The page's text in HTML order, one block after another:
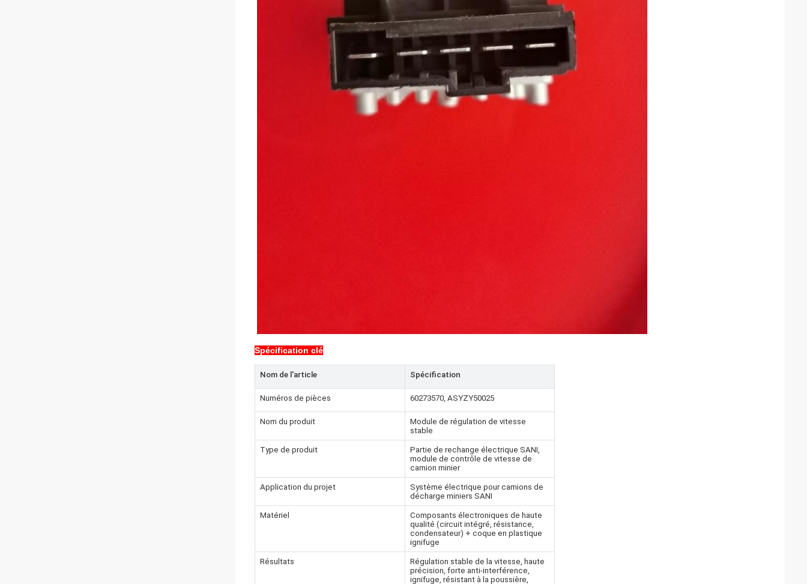
Spécification clé
Nom de l'article Spécification
Numéros de pièces 60273570, ASYZY50025
Nom du produit
Module de régulation de vitesse
stable
Type de produit
Partie de rechange électrique SANI,
module de contrôle de vitesse de
camion minier
Application du projet
Système électrique pour camions de
décharge miniers SANI
Matériel
Composants électroniques de haute
qualité (circuit intégré, résistance,
condensateur) + coque en plastique
ignifuge
Résultats
Régulation stable de la vitesse, haute
précision, forte anti-interférence,
ignifuge, résistant à la poussière,